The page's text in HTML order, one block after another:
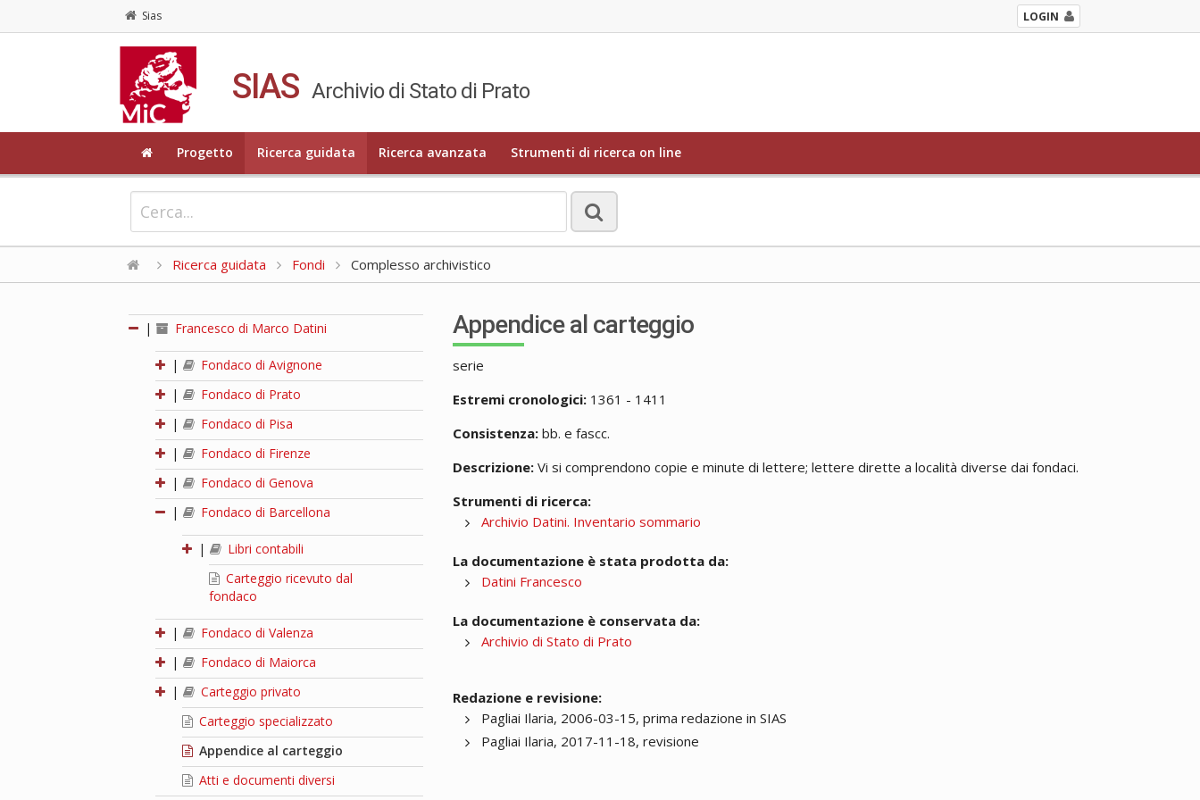
Sias LOGIN
SIAS Archivio di Stato di Prato
Progetto Ricerca guidata Ricerca avanzata Strumenti di ricerca on line
Ricerca guidata Fondi Complesso archivistico
| Francesco di Marco Datini
|
Fondaco di Avignone
|
Fondaco di Prato
|
Fondaco di Pisa
|
Fondaco di Firenze
|
Fondaco di Genova
|
Fondaco di Barcellona
|
Libri contabili
Carteggio ricevuto dal
fondaco
|
Fondaco di Valenza
|
Fondaco di Maiorca
|
Carteggio privato
Carteggio specializzato
Appendice al carteggio
Atti e documenti diversi
Appendice al carteggio
serie
Estremi cronologici: 1361 - 1411
Consistenza: bb. e fascc.
Descrizione: Vi si comprendono copie e minute di lettere; lettere dirette a località diverse dai fondaci.
Strumenti di ricerca:
Archivio Datini. Inventario sommario
La documentazione è stata prodotta da:
Datini Francesco
La documentazione è conservata da:
Archivio di Stato di Prato
Redazione e revisione:
Pagliai Ilaria, 2006-03-15, prima redazione in SIAS
Pagliai Ilaria, 2017-11-18, revisione